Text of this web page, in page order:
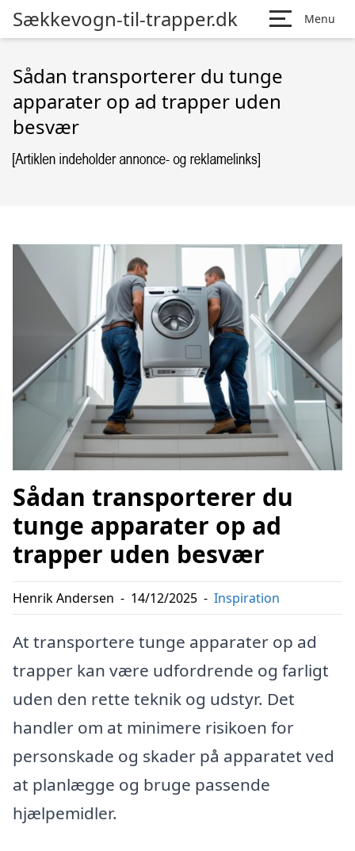
Sækkevogn-til-trapper.dk Menu
Sådan transporterer du tunge
apparater op ad trapper uden
besvær
Sådan transporterer du
tunge apparater op ad
trapper uden besvær
Henrik Andersen - 14/12/2025 - Inspiration
At transportere tunge apparater op ad
trapper kan være udfordrende og farligt
uden den rette teknik og udstyr. Det
handler om at minimere risikoen for
personskade og skader på apparatet ved
at planlægge og bruge passende
hjælpemidler.